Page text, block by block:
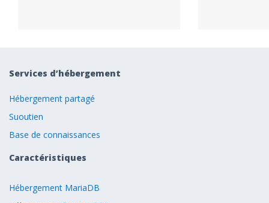
Services d’hébergement
Hébergement partagé
Suoutien
Base de connaissances
Caractéristiques
Hébergement MariaDB